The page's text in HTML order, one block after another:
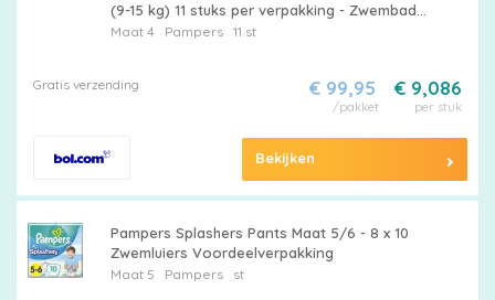
(9-15 kg) 11 stuks per verpakking - Zwembad -
Strand - Waterpark - Lekkage - Comfortabele
Maat 4 Pampers11 st
Gratis verzending € 9,086
per stuk
€ 99,95
/pakket
Bekijken
Pampers Splashers Pants Maat 5/6 - 8 x 10
Zwemluiers Voordeelverpakking
Maat 5 Pampersst